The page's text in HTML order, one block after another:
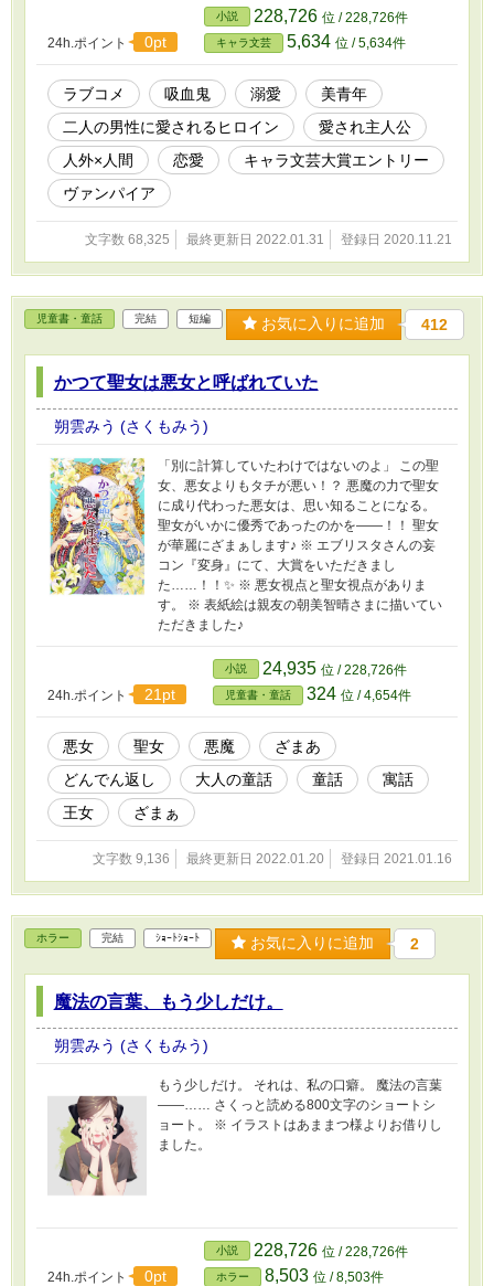
リアスありの吸血鬼×女子高生の物語、ここに開
幕―― ※ 第5回キャラ文芸大賞にて、奨励賞
をいただきました！！ たくさんの応援、ありが
とうございます✨ ※ イラストは、親友の朝
美智晴さまに描いていただきました♪
24h.ポイント 0pt
小説 228,726 位 / 228,726件
キャラ文芸 5,634 位 / 5,634件
ラブコメ 吸血鬼 溺愛
美青年
二人の男性に愛されるヒロイン
愛され主人公
人外×人間
恋愛
キャラ文芸大賞エントリー
ヴァンパイア
文字数 68,325 最終更新日 2022.01.31 登録日 2020.11.21
児童書・童話 完結 短編 お気に入りに追加 412
かつて聖女は悪女と呼ばれていた
朔雲みう (さくもみう)
「別に計算していたわけではないのよ」 この聖
女、悪女よりもタチが悪い！？ 悪魔の力で聖女
に成り代わった悪女は、思い知ることになる。
聖女がいかに優秀であったのかを――！！ 聖女
が華麗にざまぁします♪ ※ エブリスタさんの妄
コン『変身』にて、大賞をいただきまし
た……！！✨ ※ 悪女視点と聖女視点がありま
す。 ※ 表紙絵は親友の朝美智晴さまに描いてい
ただきました♪
24h.ポイント 21pt
小説 24,935 位 / 228,726件
児童書・童話 324 位 / 4,654件
悪女 聖女 悪魔
ざまあ
どんでん返し
大人の童話 童話
寓話
王女
ざまぁ
文字数 9,136 最終更新日 2022.01.20 登録日 2021.01.16
ホラー 完結 ｼｮｰﾄｼｮｰﾄ お気に入りに追加 2
魔法の言葉、もう少しだけ。
朔雲みう (さくもみう)
もう少しだけ。 それは、私の口癖。 魔法の言葉
――…… さくっと読める800文字のショートシ
ョート。 ※ イラストはあままつ様よりお借りし
ました。
24h.ポイント 0pt
小説 228,726 位 / 228,726件
ホラー 8,503 位 / 8,503件